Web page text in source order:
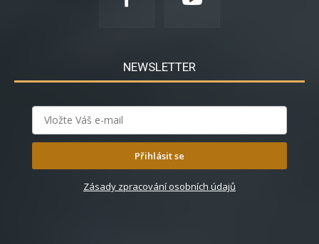
NEWSLETTER
Přihlásit se
Zásady zpracování osobních údajů